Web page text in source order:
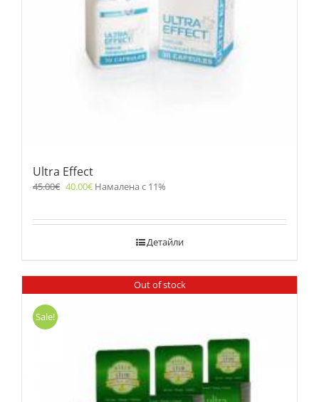
Ultra Effect
45.00€ 40.00€ Намалена с 11%
Детайли
Out of stock
Sale!